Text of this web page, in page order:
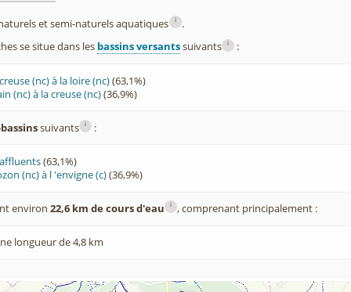
et semi-naturels aquatiques i
.
se situe dans les bassins versantssuivants i :
(nc) à la loire (nc)(63,1%)
(nc) à la creuse (nc)(36,9%)
suivants i :
(63,1%)
(nc) à l 'envigne (c)(36,9%)
environ 22,6 km de cours d'eau i , comprenant principalement :
longueur de 4,8 km